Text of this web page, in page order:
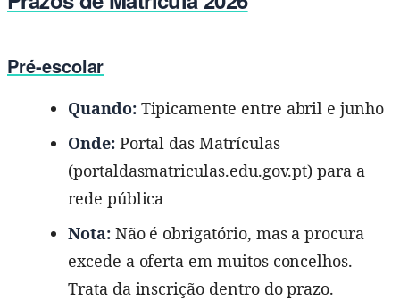
Pré-escolar
Quando:Tipicamente entre abril e junho
Onde:Portal das Matrículas
(portaldasmatriculas.edu.gov.pt) para a
rede pública
Nota:Não é obrigatório, mas a procura
excede a oferta em muitos concelhos.
Trata da inscrição dentro do prazo.